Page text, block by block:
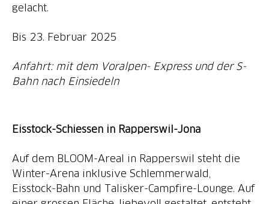
gelacht.
Bis 23. Februar 2025
Anfahrt: mit dem Voralpen- Express und der S-
Bahn nach Einsiedeln
Eisstock-Schiessen in Rapperswil-Jona
Auf dem BLOOM-Areal in Rapperswil steht die
Winter-Arena inklusive Schlemmerwald,
Eisstock-Bahn und Talisker-Campfire-Lounge. Auf